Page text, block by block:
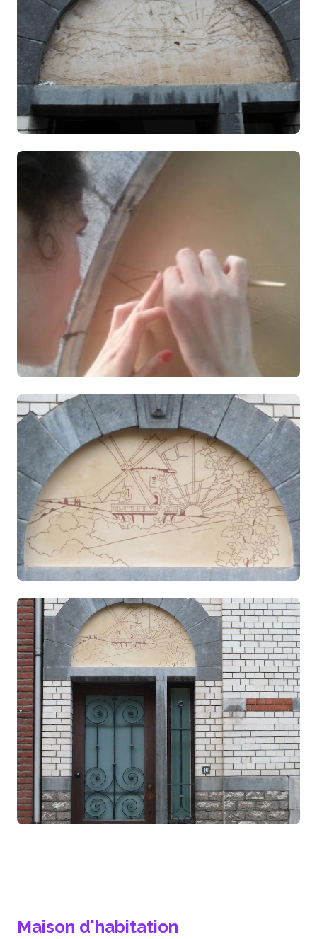
Maison d'habitation